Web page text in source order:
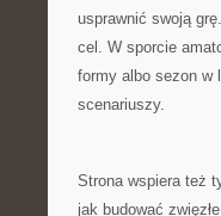
usprawnić swoją
cel. W sporcie
formy albo sezon w
scenariuszy.
Strona wspiera też
jak budować